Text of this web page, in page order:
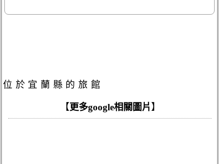
位於宜蘭縣的旅館
【更多google相關圖片】